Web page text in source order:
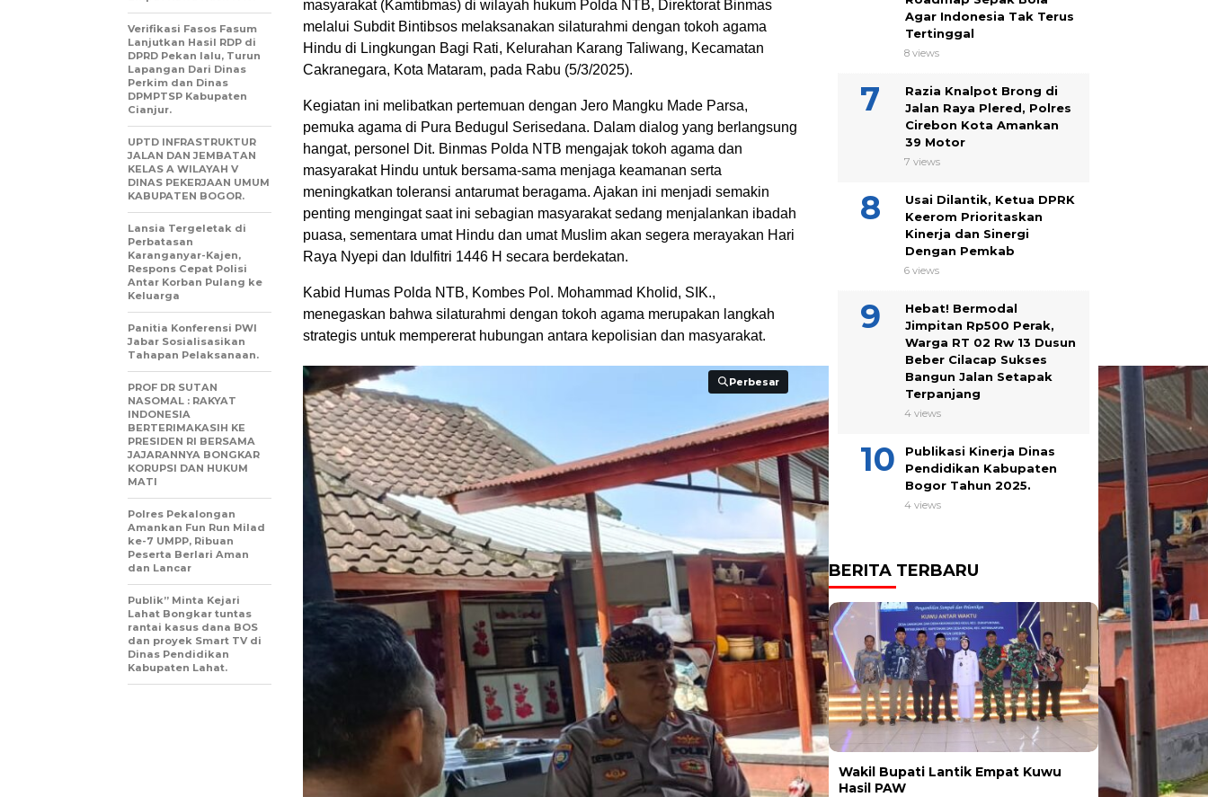
masyarakat (Kamtibmas) di wilayah hukum Polda NTB, Direktorat Binmas
melalui Subdit Bintibsos melaksanakan silaturahmi dengan tokoh agama
Hindu di Lingkungan Bagi Rati, Kelurahan Karang Taliwang, Kecamatan
Cakranegara, Kota Mataram, pada Rabu (5/3/2025).
Kegiatan ini melibatkan pertemuan dengan Jero Mangku Made Parsa,
pemuka agama di Pura Bedugul Serisedana. Dalam dialog yang berlangsung
hangat, personel Dit. Binmas Polda NTB mengajak tokoh agama dan
masyarakat Hindu untuk bersama-sama menjaga keamanan serta
meningkatkan toleransi antarumat beragama. Ajakan ini menjadi semakin
penting mengingat saat ini sebagian masyarakat sedang menjalankan ibadah
puasa, sementara umat Hindu dan umat Muslim akan segera merayakan Hari
Raya Nyepi dan Idulfitri 1446 H secara berdekatan.
Kabid Humas Polda NTB, Kombes Pol. Mohammad Kholid, SIK.,
menegaskan bahwa silaturahmi dengan tokoh agama merupakan langkah
strategis untuk mempererat hubungan antara kepolisian dan masyarakat.
Perbesar
Perbesar
Verifikasi Fasos Fasum
Lanjutkan Hasil RDP di
DPRD Pekan lalu, Turun
Lapangan Dari Dinas
Perkim dan Dinas
DPMPTSP Kabupaten
Cianjur.
UPTD INFRASTRUKTUR
JALAN DAN JEMBATAN
KELAS A WILAYAH V
DINAS PEKERJAAN UMUM
KABUPATEN BOGOR.
Lansia Tergeletak di
Perbatasan
Karanganyar-Kajen,
Respons Cepat Polisi
Antar Korban Pulang ke
Keluarga
Panitia Konferensi PWI
Jabar Sosialisasikan
Tahapan Pelaksanaan.
PROF DR SUTAN
NASOMAL : RAKYAT
INDONESIA
BERTERIMAKASIH KE
PRESIDEN RI BERSAMA
JAJARANNYA BONGKAR
KORUPSI DAN HUKUM
MATI
Polres Pekalongan
Amankan Fun Run Milad
ke-7 UMPP, Ribuan
Peserta Berlari Aman
dan Lancar
Publik” Minta Kejari
Lahat Bongkar tuntas
rantai kasus dana BOS
dan proyek Smart TV di
Dinas Pendidikan
Kabupaten Lahat.
Agar Indonesia Tak Terus
Tertinggal
8 views
Razia Knalpot Brong di
Jalan Raya Plered, Polres
Cirebon Kota Amankan
39 Motor
7 views
Usai Dilantik, Ketua DPRK
Keerom Prioritaskan
Kinerja dan Sinergi
Dengan Pemkab
6 views
Hebat! Bermodal
Jimpitan Rp500 Perak,
Warga RT 02 Rw 13 Dusun
Beber Cilacap Sukses
Bangun Jalan Setapak
Terpanjang
4 views
Publikasi Kinerja Dinas
Pendidikan Kabupaten
Bogor Tahun 2025.
4 views
BERITA TERBARU
Wakil Bupati Lantik Empat Kuwu
Hasil PAW